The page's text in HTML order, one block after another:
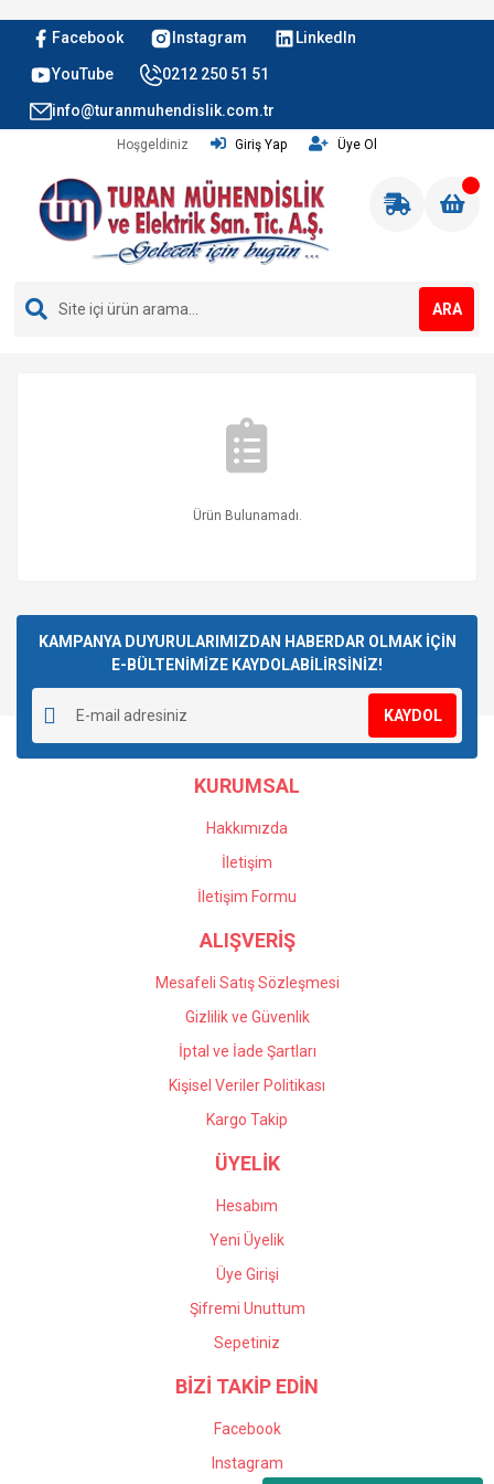
Facebook Instagram LinkedIn
YouTube 0212 250 51 51
info@turanmuhendislik.com.tr
Hoşgeldiniz Giriş Yap Üye Ol
ARA
Ürün Bulunamadı.
KAMPANYA DUYURULARIMIZDAN HABERDAR OLMAK İÇİN
E-BÜLTENİMİZE KAYDOLABİLİRSİNİZ!
KAYDOL
KURUMSAL
Hakkımızda
İletişim
İletişim Formu
ALIŞVERİŞ
Mesafeli Satış Sözleşmesi
Gizlilik ve Güvenlik
İptal ve İade Şartları
Kişisel Veriler Politikası
Kargo Takip
ÜYELİK
Hesabım
Yeni Üyelik
Üye Girişi
Şifremi Unuttum
Sepetiniz
BİZİ TAKİP EDİN
Facebook
Instagram